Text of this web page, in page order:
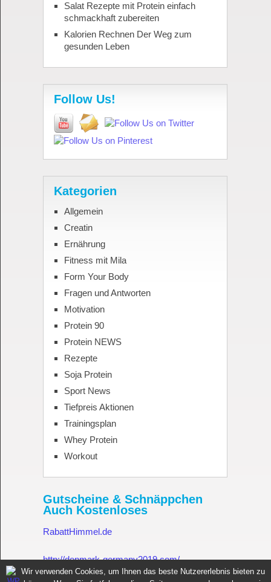
Salat Rezepte mit Protein einfach
schmackhaft zubereiten
Kalorien Rechnen Der Weg zum
gesunden Leben
Follow Us!
Kategorien
Allgemein
Creatin
Ernährung
Fitness mit Mila
Form Your Body
Fragen und Antworten
Motivation
Protein 90
Protein NEWS
Rezepte
Soja Protein
Sport News
Tiefpreis Aktionen
Trainingsplan
Whey Protein
Workout
Gutscheine & Schnäppchen
Auch Kostenloses
RabattHimmel.de
http://denmark-germany2019.com/
Wir verwenden Cookies, um Ihnen das beste Nutzererlebnis bieten zu